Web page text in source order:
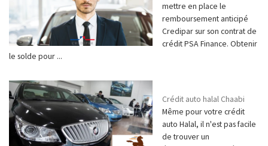
mettre en place le
remboursement anticipé
Credipar sur son contrat de
crédit PSA Finance. Obtenir
le solde pour ...
Crédit auto halal Chaabi
Même pour votre crédit
auto Halal, il n'est pas facile
de trouver un